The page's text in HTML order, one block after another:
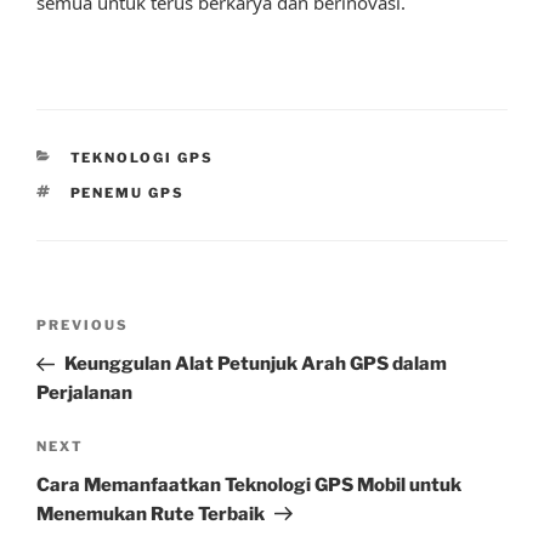
CATEGORIES
TEKNOLOGI GPS
TAGS
PENEMU GPS
Previous
Post
PREVIOUS
Keunggulan Alat Petunjuk Arah GPS dalam
Perjalanan
Next
Post
NEXT
Cara Memanfaatkan Teknologi GPS Mobil untuk
Menemukan Rute Terbaik